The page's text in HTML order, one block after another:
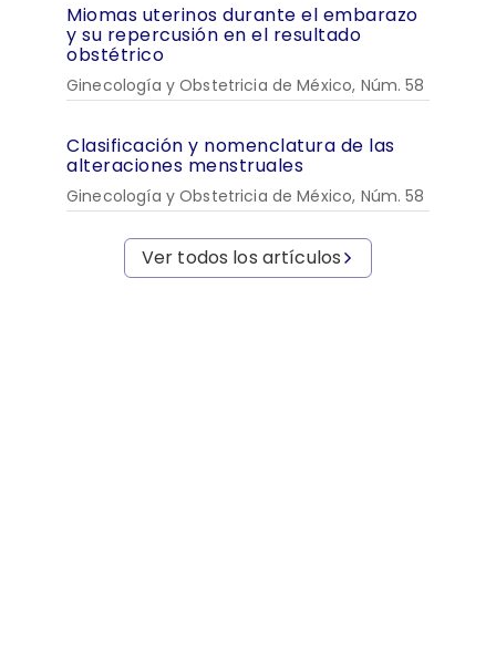
Miomas uterinos durante el embarazo
y su repercusión en el resultado
obstétrico
Ginecología y Obstetricia de México, Núm. 58
Clasificación y nomenclatura de las
alteraciones menstruales
Ginecología y Obstetricia de México, Núm. 58
Ver todos los artículos